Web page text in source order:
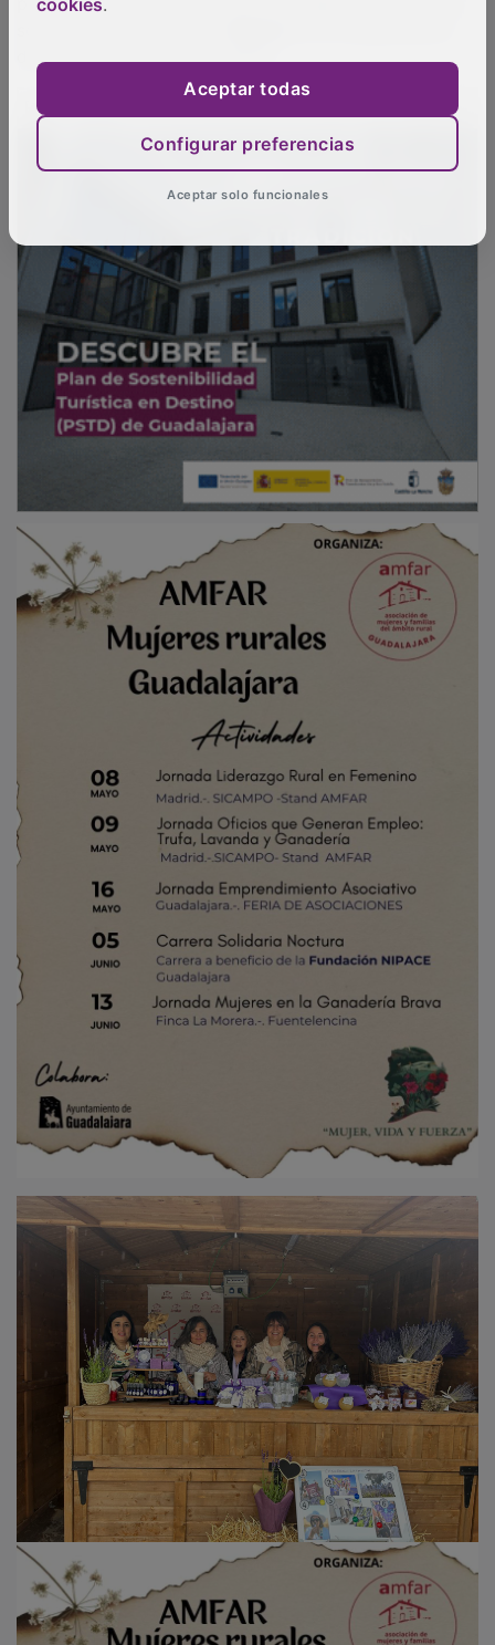
cookies.
Aceptar todas
Configurar preferencias
Aceptar solo funcionales